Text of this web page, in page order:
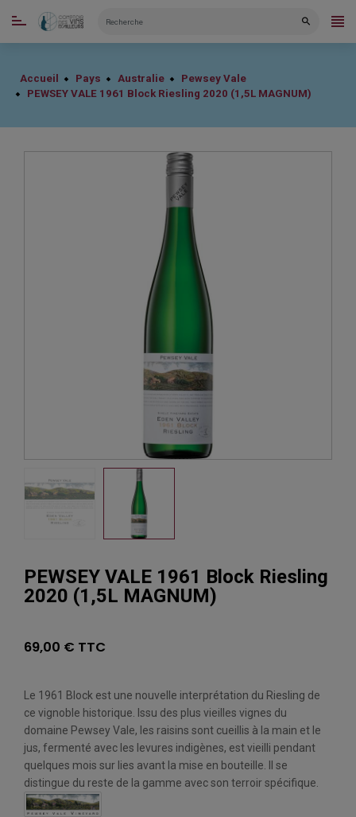
CATÉGORIES
Accueil Pays Australie
Pewsey Vale
PEWSEY VALE 1961 Block Riesling 2020 (1,5L MAGNUM)
PEWSEY VALE 1961 Block Riesling
2020 (1,5L MAGNUM)
69,00 € TTC
Le 1961 Block est une nouvelle interprétation du Riesling de
ce vignoble historique. Issu des plus vieilles vignes du
domaine Pewsey Vale, les raisins sont cueillis à la main et le
jus, fermenté avec les levures indigènes, est vieilli pendant
quelques mois sur lies avant la mise en bouteille. Il se
distingue du reste de la gamme avec son terroir spécifique.